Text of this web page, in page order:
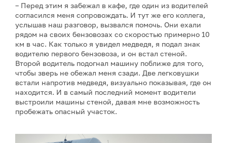
– Перед этим я забежал в кафе, где один из водителей
согласился меня сопровождать. И тут же его коллега,
услышав наш разговор, вызвался помочь. Они ехали
рядом на своих бензовозах со скоростью примерно 10
км в час. Как только я увидел медведя, я подал знак
водителю первого бензовоза, и он встал стеной.
Второй водитель подогнал машину поближе для того,
чтобы зверь не обежал меня сзади. Две легковушки
встали напротив медведя, визуально показывая, где он
находится. И в самый последний момент водители
выстроили машины стеной, давая мне возможность
пробежать опасный участок.